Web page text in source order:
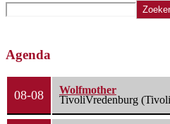
Agenda
08-08
Wolfmother
TivoliVredenburg